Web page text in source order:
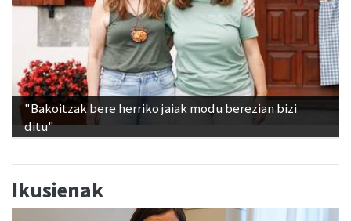
"Bakoitzak bere herriko jaiak modu berezian bizi
ditu"
Ikusienak